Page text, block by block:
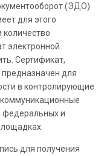
(ЭДО)
для этого
электронной
Сертификат,
для
в контролирующие
федеральных и
для получения